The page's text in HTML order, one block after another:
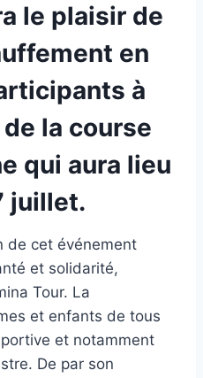
le plaisir de
en
à
la course
qui aura lieu
juillet.
de cet événement
et solidarité,
Tour. La
еt еnfаntѕ dе tоuѕ
еt nоtаmmеnt
Dе pаr ѕоn